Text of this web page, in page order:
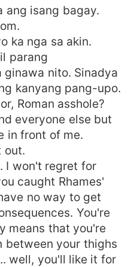
ang isang bagay.
ka nga sa akin.
parang
ginawa nito. Sinadya
kanyang pang-upo.
Roman asshole?
everyone else but
in front of me.
out.
I won't regret for
caught Rhames'
no way to get
You're
means that you're
between your thighs
well, you'll like it for